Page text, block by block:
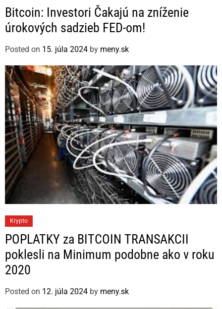
a
t
e
o
r
e
s
Bitcoin: Investori Čakajú na zníženie
úrokových sadzieb FED-om!
Posted on 15. júla 2024 by meny.sk
a
t
e
g
r
Krypto
POPLATKY za BITCOIN TRANSAKCII
poklesli na Minimum podobne ako v roku
2020
Posted on 12. júla 2024 by meny.sk